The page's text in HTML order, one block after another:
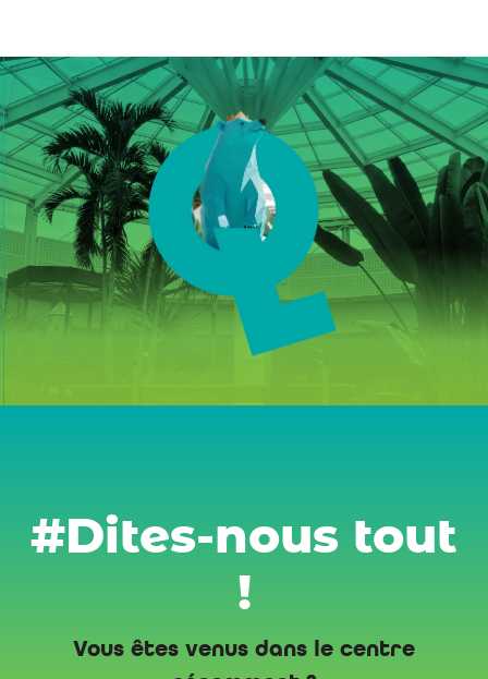
#Dites-nous tout
!
Vous êtes venus dans le centre